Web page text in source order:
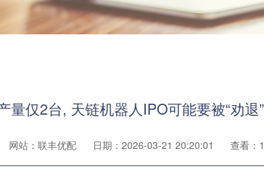
量仅2台, 天链机器人IPO可能要被“劝退”
网站：联丰优配 日期：2026-03-21 20:20:01 查看：